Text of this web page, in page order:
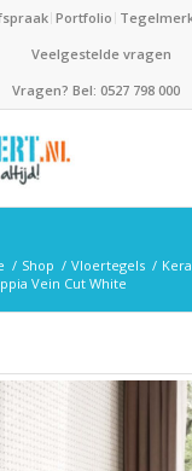
Portfolio
Veelgestelde vragen
Vragen? Bel: 0527 798 000
/ Shop / Vloertegels /
Vein Cut White